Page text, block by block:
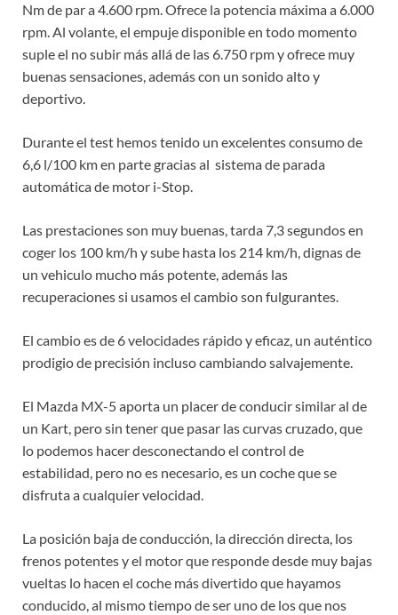
Nm de par a 4.600 rpm. Ofrece la potencia máxima a 6.000
rpm. Al volante, el empuje disponible en todo momento
suple el no subir más allá de las 6.750 rpm y ofrece muy
buenas sensaciones, además con un sonido alto y
deportivo.
Durante el test hemos tenido un excelentes consumo de
6,6 l/100 km en parte gracias al sistema de parada
automática de motor i-Stop.
Las prestaciones son muy buenas, tarda 7,3 segundos en
coger los 100 km/h y sube hasta los 214 km/h, dignas de
un vehiculo mucho más potente, además las
recuperaciones si usamos el cambio son fulgurantes.
El cambio es de 6 velocidades rápido y eficaz, un auténtico
prodigio de precisión incluso cambiando salvajemente.
El Mazda MX-5 aporta un placer de conducir similar al de
un Kart, pero sin tener que pasar las curvas cruzado, que
lo podemos hacer desconectando el control de
estabilidad, pero no es necesario, es un coche que se
disfruta a cualquier velocidad.
La posición baja de conducción, la dirección directa, los
frenos potentes y el motor que responde desde muy bajas
vueltas lo hacen el coche más divertido que hayamos
conducido, al mismo tiempo de ser uno de los que nos